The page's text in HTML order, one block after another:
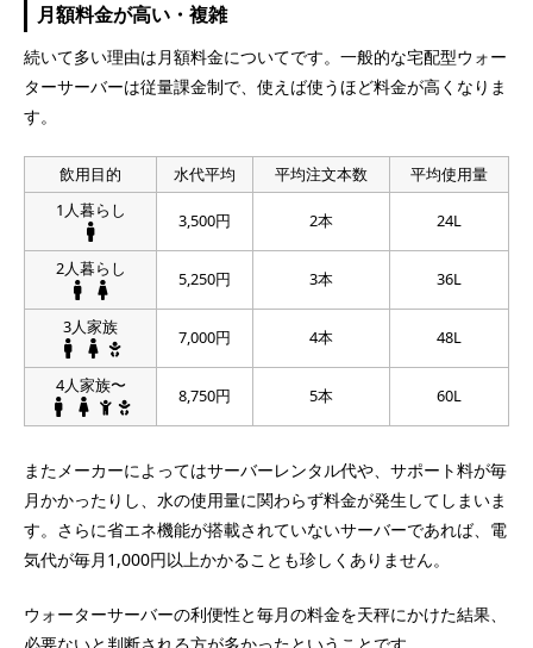
月額料金が高い・複雑
続いて多い理由は月額料金についてです。一般的な宅配型ウォー
ターサーバーは従量課金制で、使えば使うほど料金が高くなりま
す。
飲用目的 水代平均 平均注文本数
平均使用量
1人暮らし
3,500円 2本 24L
2人暮らし 5,250円 3本 36L
3人家族 7,000円 4本 48L
4人家族〜 8,750円 5本 60L
またメーカーによってはサーバーレンタル代や、サポート料が毎
月かかったりし、水の使用量に関わらず料金が発生してしまいま
す。さらに省エネ機能が搭載されていないサーバーであれば、電
気代が毎月1,000円以上かかることも珍しくありません。
ウォーターサーバーの利便性と毎月の料金を天秤にかけた結果、